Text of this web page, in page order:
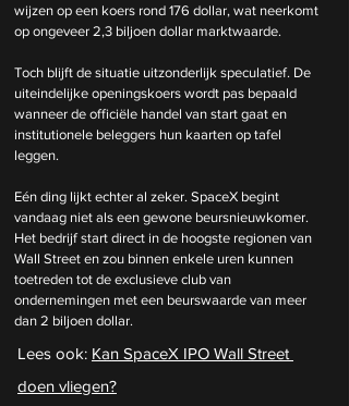
wijzen op een koers rond 176 dollar, wat neerkomt
op ongeveer 2,3 biljoen dollar marktwaarde.
Toch blijft de situatie uitzonderlijk speculatief. De
uiteindelijke openingskoers wordt pas bepaald
wanneer de officiële handel van start gaat en
institutionele beleggers hun kaarten op tafel
leggen.
Eén ding lijkt echter al zeker. SpaceX begint
vandaag niet als een gewone beursnieuwkomer.
Het bedrijf start direct in de hoogste regionen van
Wall Street en zou binnen enkele uren kunnen
toetreden tot de exclusieve club van
ondernemingen met een beurswaarde van meer
dan 2 biljoen dollar.
Lees ook: Kan SpaceX IPO Wall Street
doen vliegen?